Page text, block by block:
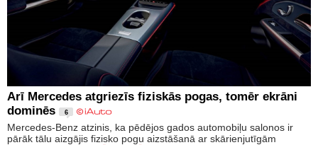
Arī Mercedes atgriezīs fiziskās pogas, tomēr ekrāni
dominēs
6
Mercedes-Benz atzinis, ka pēdējos gados automobiļu salonos ir
pārāk tālu aizgājis fizisko pogu aizstāšanā ar skārienjutīgām